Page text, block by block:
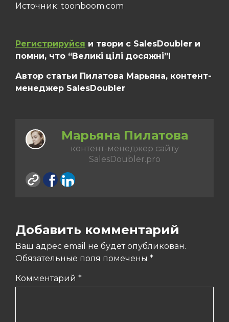
Источник: toonboom.com
Регистрируйся и твори с SalesDoubler и
помни, что “Великі цілі досяжні”!
Автор статьи Пилатова Марьяна, контент-
менеджер SalesDoubler
Марьяна Пилатова
контент-менеджер сайту
SalesDoubler.pro
Добавить комментарий
Ваш адрес email не будет опубликован.
Обязательные поля помечены *
Комментарий *